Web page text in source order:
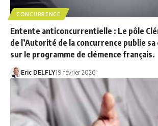
CONCURRENCE
Entente anticoncurrentielle : Le pôle
de l’Autorité de la concurrence publie
sur le programme de clémence français.
Eric DELFLY19 février 2026